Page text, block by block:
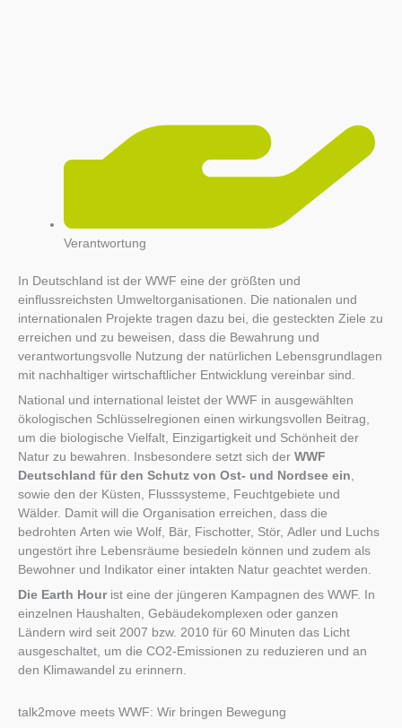
Verantwortung
In Deutschland ist der WWF eine der größten und
einflussreichsten Umweltorganisationen. Die nationalen und
internationalen Projekte tragen dazu bei, die gesteckten Ziele zu
erreichen und zu beweisen, dass die Bewahrung und
verantwortungsvolle Nutzung der natürlichen Lebensgrundlagen
mit nachhaltiger wirtschaftlicher Entwicklung vereinbar sind.
National und international leistet der WWF in ausgewählten
ökologischen Schlüsselregionen einen wirkungsvollen Beitrag,
um die biologische Vielfalt, Einzigartigkeit und Schönheit der
Natur zu bewahren. Insbesondere setzt sich der WWF
Deutschland für den Schutz von Ost- und Nordsee ein
sowie den der Küsten, Flusssysteme, Feuchtgebiete und
Wälder. Damit will die Organisation erreichen, dass die
bedrohten Arten wie Wolf, Bär, Fischotter, Stör, Adler und Luchs
ungestört ihre Lebensräume besiedeln können und zudem als
Bewohner und Indikator einer intakten Natur geachtet werden.
Die Earth Hourist eine der jüngeren Kampagnen des WWF. In
einzelnen Haushalten, Gebäudekomplexen oder ganzen
Ländern wird seit 2007 bzw. 2010 für 60 Minuten das Licht
ausgeschaltet, um die CO2-Emissionen zu reduzieren und an
den Klimawandel zu erinnern.
talk2move meets WWF: Wir bringen Bewegung